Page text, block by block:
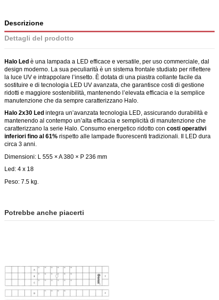
Descrizione
Dettagli del prodotto
Halo Led è una lampada a LED efficace e versatile, per uso commerciale, dal
design moderno. La sua peculiarità è un sistema frontale studiato per riflettere
la luce UV e intrappolare l’insetto. È dotata di una piastra collante facile da
sostituire e di tecnologia LED UV avanzata, che garantisce costi di gestione
ridotti e maggiore sostenibilità, mantenendo l’elevata efficacia e la semplice
manutenzione che da sempre caratterizzano Halo.
Halo 2x30 Led integra un’avanzata tecnologia LED, assicurando durabilità e
mantenendo al contempo un’alta efficacia e semplicità di manutenzione che
caratterizzano la serie Halo. Consumo energetico ridotto con costi operativi
inferiori fino al 61% rispetto alle lampade fluorescenti tradizionali. Il LED dura
circa 3 anni.
Dimensioni: L 555 × A 380 × P 236 mm
Led: 4 x 18
Peso: 7.5 kg.
Potrebbe anche piacerti